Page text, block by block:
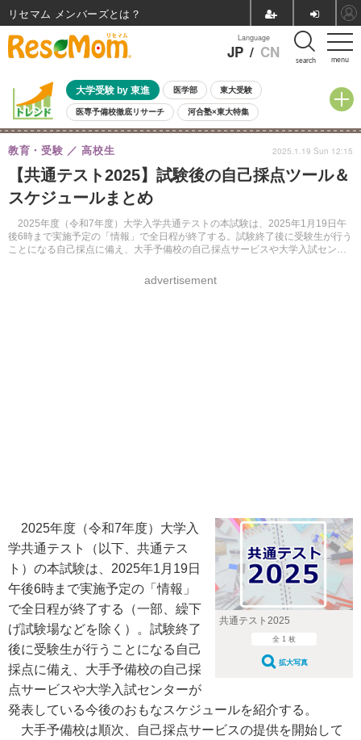
menu
Language
JP / CN search
大学受験 by 東進 医学部 東大受験
医専予備校徹底リサーチ 河合塾×東大特集
親子で考える大学選び 高校受験 中学受験 小学校受験
共通テスト 夏休み
8月開催イベント・WS 全国公立高校 過去問 人気記事
自由研究教材（小学生向け） 自由研究教材（中学生向け）
【共通テスト2025】試験後の自己採点ツール＆
スケジュールまとめ
2025年度（令和7年度）大学入学共通テストの本試験は、2025年1月19日午
後6時まで実施予定の「情報」で全日程が終了する。試験終了後に受験生が行う
ことになる自己採点に備え、大手予備校の自己採点サービスや大学入試センタ
教育・受験 高校生
advertisement
2025.1.19 Sun 12:15
共通テスト2025
全 1 枚
拡大写真
2025年度（令和7年度）大学入
学共通テスト（以下、共通テス
ト）の本試験は、2025年1月19日
午後6時まで実施予定の「情報」
で全日程が終了する（一部、繰下
げ試験場などを除く）。試験終了
後に受験生が行うことになる自己
採点に備え、大手予備校の自己採
点サービスや大学入試センターが
発表している今後のおもなスケジュールを紹介する。
大手予備校は順次、自己採点サービスの提供を開始して
リセマム メンバーズ